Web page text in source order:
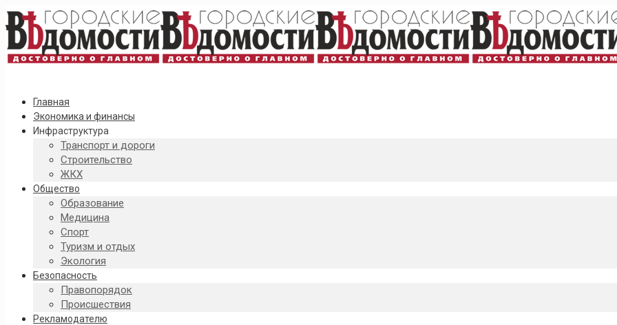
Главная
Экономика и финансы
Инфраструктура
Транспорт и дороги
Строительство
ЖКХ
Общество
Образование
Медицина
Спорт
Туризм и отдых
Экология
Безопасность
Правопорядок
Происшествия
Рекламодателю